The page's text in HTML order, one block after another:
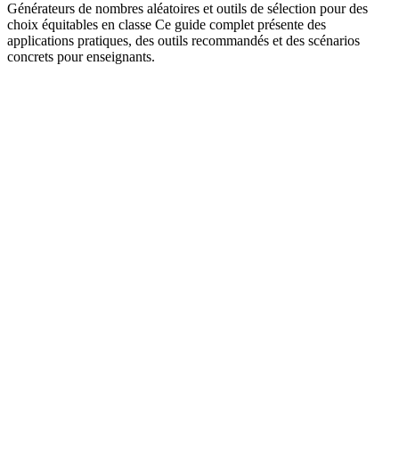
Générateurs de nombres aléatoires et outils de sélection pour des
choix équitables en classe Ce guide complet présente des
applications pratiques, des outils recommandés et des scénarios
concrets pour enseignants.